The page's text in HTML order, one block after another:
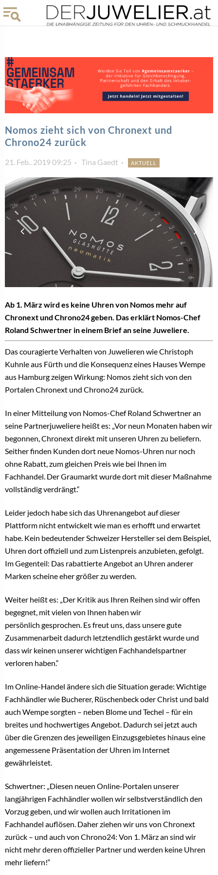
Nomos zieht sich von Chronext und
Chrono24 zurück
21. Feb.. 2019 09:25 Tina Gaedt AKTUELL
Ab 1. März wird es keine Uhren von Nomos mehr auf
Chronext und Chrono24 geben. Das erklärt Nomos-Chef
Roland Schwertner in einem Brief an seine Juweliere.
Das couragierte Verhalten von Juwelieren wie Christoph
Kuhnle aus Fürth und die Konsequenz eines Hauses Wempe
aus Hamburg zeigen Wirkung: Nomos zieht sich von den
Portalen Chronext und Chrono24 zurück.
In einer Mitteilung von Nomos-Chef Roland Schwertner an
seine Partnerjuweliere heißt es: „Vor neun Monaten haben wir
begonnen, Chronext direkt mit unseren Uhren zu beliefern.
Seither finden Kunden dort neue Nomos-Uhren nur noch
ohne Rabatt, zum gleichen Preis wie bei Ihnen im
Fachhandel. Der Graumarkt wurde dort mit dieser Maßnahme
vollständig verdrängt.“
Leider jedoch habe sich das Uhrenangebot auf dieser
Plattform nicht entwickelt wie man es erhofft und erwartet
habe. Kein bedeutender Schweizer Hersteller sei dem Beispiel,
Uhren dort offiziell und zum Listenpreis anzubieten, gefolgt.
Im Gegenteil: Das rabattierte Angebot an Uhren anderer
Marken scheine eher größer zu werden.
Weiter heißt es: „Der Kritik aus Ihren Reihen sind wir offen
begegnet, mit vielen von Ihnen haben wir
persönlich gesprochen. Es freut uns, dass unsere gute
Zusammenarbeit dadurch letztendlich gestärkt wurde und
dass wir keinen unserer wichtigen Fachhandelspartner
verloren haben.“
Im Online-Handel ändere sich die Situation gerade: Wichtige
Fachhändler wie Bucherer, Rüschenbeck oder Christ und bald
auch Wempe sorgten – neben Blome und Techel – für ein
breites und hochwertiges Angebot. Dadurch sei jetzt auch
über die Grenzen des jeweiligen Einzugsgebietes hinaus eine
angemessene Präsentation der Uhren im Internet
gewährleistet.
Schwertner: „Diesen neuen Online-Portalen unserer
langjährigen Fachhändler wollen wir selbstverständlich den
Vorzug geben, und wir wollen auch Irritationen im
Fachhandel auflösen. Daher ziehen wir uns von Chronext
zurück – und auch von Chrono24: Von 1. März an sind wir
nicht mehr deren offizieller Partner und werden keine Uhren
mehr liefern!“